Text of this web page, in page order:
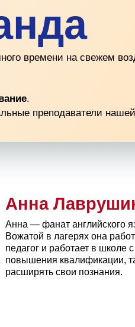
времени на свежем
.
преподаватели
Анна
Анна — фанат английского
Вожатой в лагерях она
педагог и работает в школе
повышения квалификации,
расширять свои познания.